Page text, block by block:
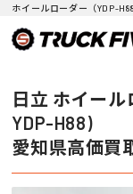
ホイールローダー（YDP-
日立 ホイール
YDP-H88)
愛知県高価買